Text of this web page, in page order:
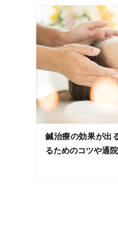
鍼治療の効果が出
るためのコツや通